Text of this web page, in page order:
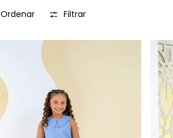
Ordenar Filtrar